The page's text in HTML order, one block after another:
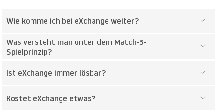
Wie komme ich bei eXchange weiter?
Was versteht man unter dem Match-3-
Spielprinzip?
Ist eXchange immer lösbar?
Kostet eXchange etwas?